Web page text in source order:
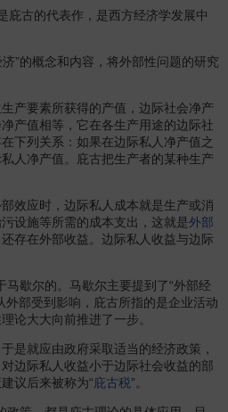
庇古的代表作，是西方经济学发展中
”的概念和内容，将外部性问题的研究
产要素所获得的产值，边际社会净产
产值相等，它在各生产用途的边际社
下列关系：如果在边际私人净产值之
人净产值。庇古把生产者的某种生产
效应时，边际私人成本就是生产或消
设施等所需的成本支出，这就是外部
存在外部收益。边际私人收益与边际
歇尔的。马歇尔主要提到了“外部经
部受到影响，庇古所指的是企业活动
论大大向前推进了一步。
是就应由政府采取适当的经济政策，
边际私人收益小于边际社会收益的部
议后来被称为“庇古税”。